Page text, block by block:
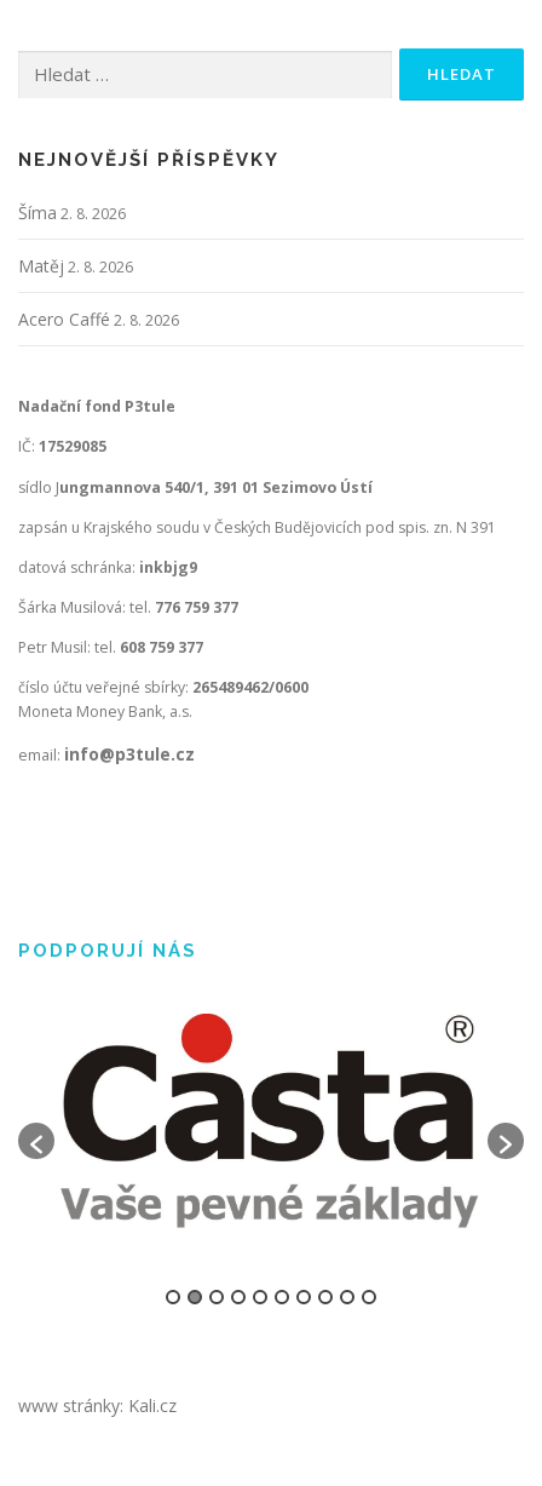
NEJNOVĚJŠÍ PŘÍSPĚVKY
Šíma 2. 8. 2026
Matěj 2. 8. 2026
Acero Caffé 2. 8. 2026
Nadační fond P3tule
IČ: 17529085
sídlo Jungmannova 540/1, 391 01 Sezimovo Ústí
zapsán u Krajského soudu v Českých Budějovicích pod spis. zn. N 391
datová schránka: inkbjg9
Šárka Musilová: tel. 776 759 377
Petr Musil: tel. 608 759 377
číslo účtu veřejné sbírky: 265489462/0600
Moneta Money Bank, a.s.
email: info@p3tule.cz
PODPORUJÍ NÁS
www stránky: Kali.cz